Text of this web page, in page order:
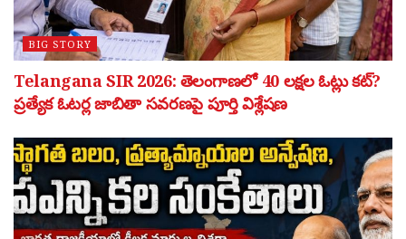
BIG STORY
Telangana SIR 2026: తెలంగాణలో 40 లక్షల ఓట్లు కట్?
ప్రత్యేక ఓటర్ల జాబితా సవరణపై పూర్తి విశ్లేషణ